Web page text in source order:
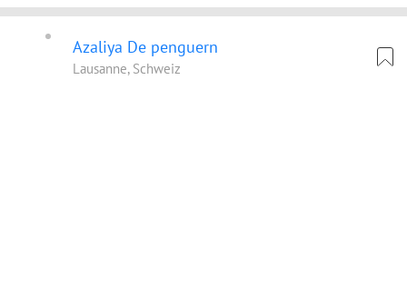
Azaliya De penguern
Lausanne, Schweiz